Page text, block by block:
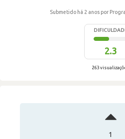
Submetido há 2 anos por
2.3
263
1